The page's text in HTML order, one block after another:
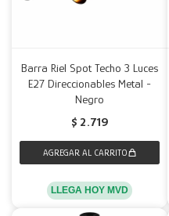
Barra Riel Spot Techo 3 Luces
E27 Direccionables Metal -
Negro
$ 2.719
LLEGA HOY MVD